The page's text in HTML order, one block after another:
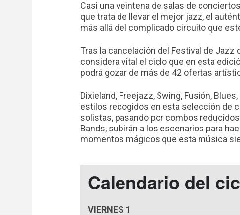
Casi una veintena de salas de
que trata de llevar el mejor jazz, el
más allá del complicado circuito que
Tras la cancelación del Festival de Jazz
considera vital el ciclo que en esta
podrá gozar de más de 42 ofertas
Dixieland, Freejazz, Swing, Fusión,
estilos recogidos en esta selección de
solistas, pasando por combos
Bands, subirán a los escenarios para
momentos mágicos que esta música
Calendario del
VIERNES 1